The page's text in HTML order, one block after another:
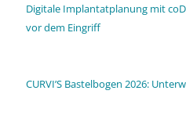
Digitale Implantatplanung mit
vor dem Eingriff
CURVI’S Bastelbogen 2026: